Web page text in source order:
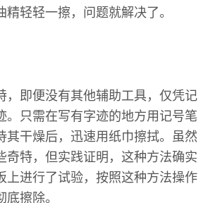
精轻轻一擦，问题就解决了。
，即便没有其他辅助工具，仅凭记
。只需在写有字迹的地方用记号笔
其干燥后，迅速用纸巾擦拭。虽然
奇特，但实践证明，这种方法确实
上进行了试验，按照这种方法操作
擦除。